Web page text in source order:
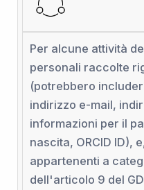
Per alcune attività
personali raccolte
(potrebbero
indirizzo e-mail,
informazioni per il
nascita, ORCID ID),
appartenenti a
dell'articolo 9 del